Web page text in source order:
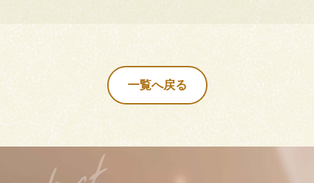
一覧へ戻る